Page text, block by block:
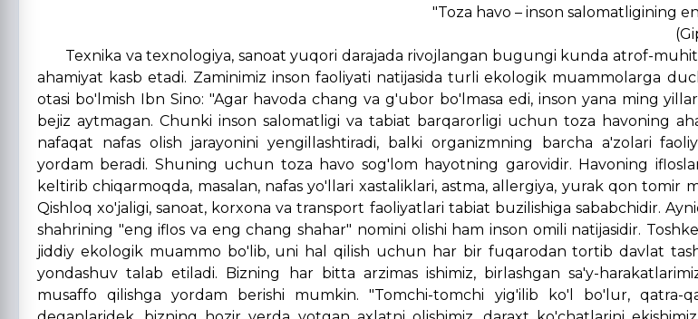
"Toza havo – inson salomatligining eng buyuk
Texnika va texnologiya, sanoat yuqori darajada rivojlangan bugungi kunda atrof-
ahamiyat kasb etadi. Zaminimiz inson faoliyati natijasida turli ekologik muammolarga
otasi bo'lmish Ibn Sino: "Agar havoda chang va g'ubor bo'lmasa edi, inson yana ming
bejiz aytmagan. Chunki inson salomatligi va tabiat barqarorligi uchun toza havoning
nafaqat nafas olish jarayonini yengillashtiradi, balki organizmning barcha a'zolari
yordam beradi. Shuning uchun toza havo sog'lom hayotning garovidir. Havoning
keltirib chiqarmoqda, masalan, nafas yo'llari xastaliklari, astma, allergiya, yurak qon tomir
Qishloq xo'jaligi, sanoat, korxona va transport faoliyatlari tabiat buzilishiga sababchidir.
shahrining "eng iflos va eng chang shahar" nomini olishi ham inson omili natijasidir.
jiddiy ekologik muammo bo'lib, uni hal qilish uchun har bir fuqarodan tortib davlat
yondashuv talab etiladi. Bizning har bitta arzimas ishimiz, birlashgan sa'y-
musaffo qilishga yordam berishi mumkin. "Tomchi-tomchi yig'ilib ko'l bo'lur, qatra-